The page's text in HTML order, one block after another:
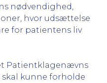
nødvendighed,
hvor udsættelse
for patientens liv
Patientklagenævns
kunne forholde